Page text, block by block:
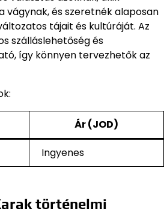
vágynak, és szeretnék alaposan
tájait és kultúráját. Az
szálláslehetőség és
így könnyen tervezhetők az
Ár (JOD)
Ingyenes
történelmi